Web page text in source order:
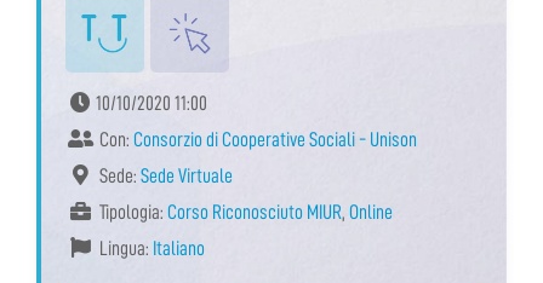
10/10/2020 11:00
Con: Consorzio di Cooperative Sociali - Unison
Sede: Sede Virtuale
Tipologia: Corso Riconosciuto MIUR, Online
Lingua: Italiano